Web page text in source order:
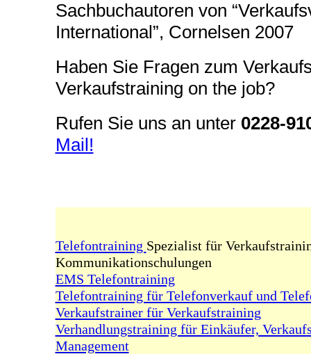
Sachbuchautoren von
International”, Cornelsen 2007
Haben Sie Fragen zum
Verkaufstraining on the job?
Rufen Sie uns an unter 0228-
Mail!
Telefontraining Spezialist für
Kommunikationschulungen
EMS Telefontraining
Telefontraining für Telefonverkauf und
Verkaufstrainer für Verkaufstraining
Verhandlungstraining für Einkäufer,
Management